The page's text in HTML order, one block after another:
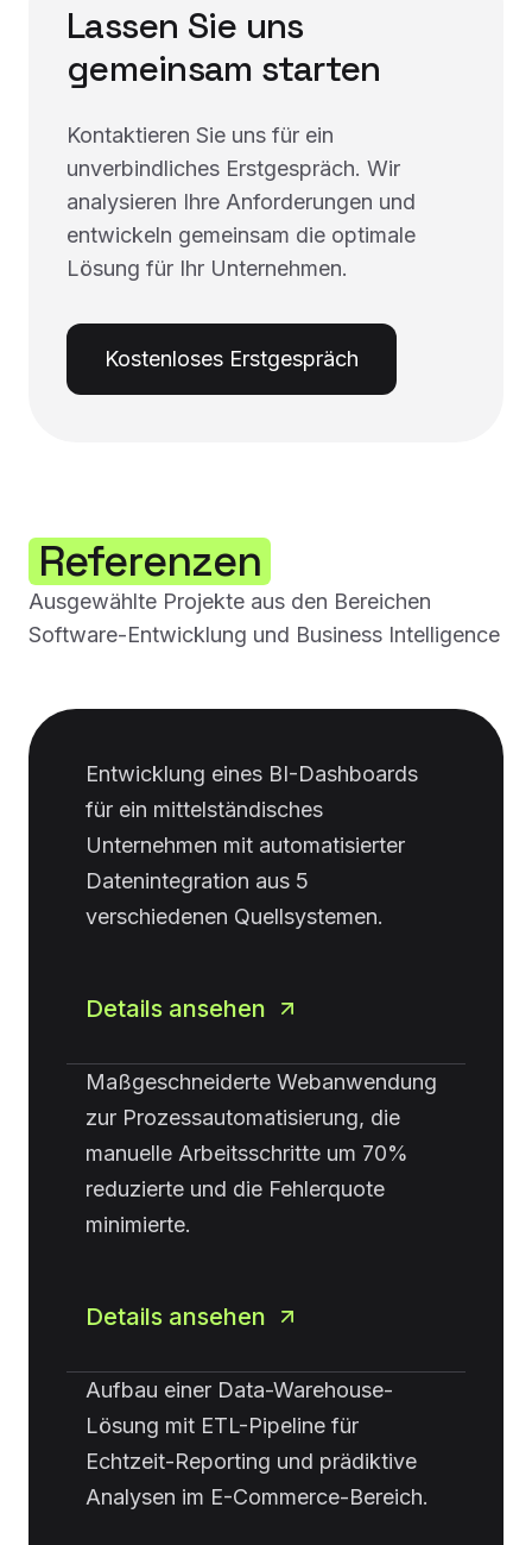
Lassen Sie uns
gemeinsam starten
Kontaktieren Sie uns für ein
unverbindliches Erstgespräch. Wir
analysieren Ihre Anforderungen und
entwickeln gemeinsam die optimale
Lösung für Ihr Unternehmen.
Kostenloses Erstgespräch
Referenzen
Ausgewählte Projekte aus den Bereichen
Software-Entwicklung und Business Intelligence
Entwicklung eines BI-Dashboards
für ein mittelständisches
Unternehmen mit automatisierter
Datenintegration aus 5
verschiedenen Quellsystemen.
Details ansehen
Maßgeschneiderte Webanwendung
zur Prozessautomatisierung, die
manuelle Arbeitsschritte um 70%
reduzierte und die Fehlerquote
minimierte.
Details ansehen
Aufbau einer Data-Warehouse-
Lösung mit ETL-Pipeline für
Echtzeit-Reporting und prädiktive
Analysen im E-Commerce-Bereich.